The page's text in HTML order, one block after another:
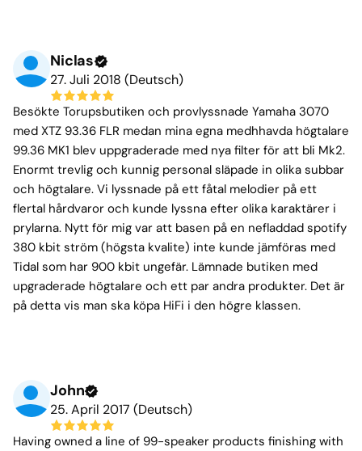
Niclas
27. Juli 2018 (Deutsch)
Besökte Torupsbutiken och provlyssnade Yamaha 3070
med XTZ 93.36 FLR medan mina egna medhhavda högtalare
99.36 MK1 blev uppgraderade med nya filter för att bli Mk2.
Enormt trevlig och kunnig personal släpade in olika subbar
och högtalare. Vi lyssnade på ett fåtal melodier på ett
flertal hårdvaror och kunde lyssna efter olika karaktärer i
prylarna. Nytt för mig var att basen på en nefladdad spotify
380 kbit ström (högsta kvalite) inte kunde jämföras med
Tidal som har 900 kbit ungefär. Lämnade butiken med
upgraderade högtalare och ett par andra produkter. Det är
på detta vis man ska köpa HiFi i den högre klassen.
John
25. April 2017 (Deutsch)
Having owned a line of 99-speaker products finishing with